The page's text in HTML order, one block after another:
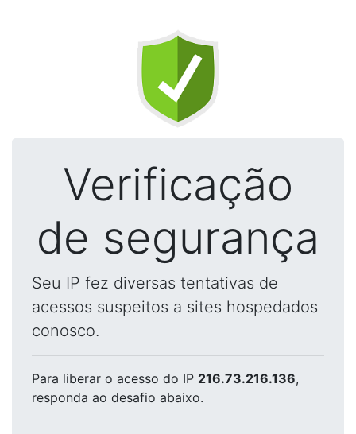
Verificação
de segurança
Seu IP fez diversas tentativas de
acessos suspeitos a sites hospedados
conosco.
Para liberar o acesso do IP 216.73.216.136,
responda ao desafio abaixo.